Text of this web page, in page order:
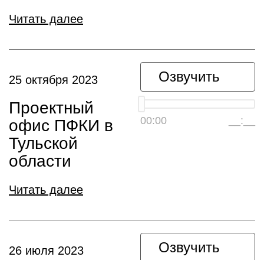
Читать далее
Озвучить
00:00 __:__
25 октября 2023
Проектный
офис ПФКИ в
Тульской
области
Читать далее
Озвучить
26 июля 2023